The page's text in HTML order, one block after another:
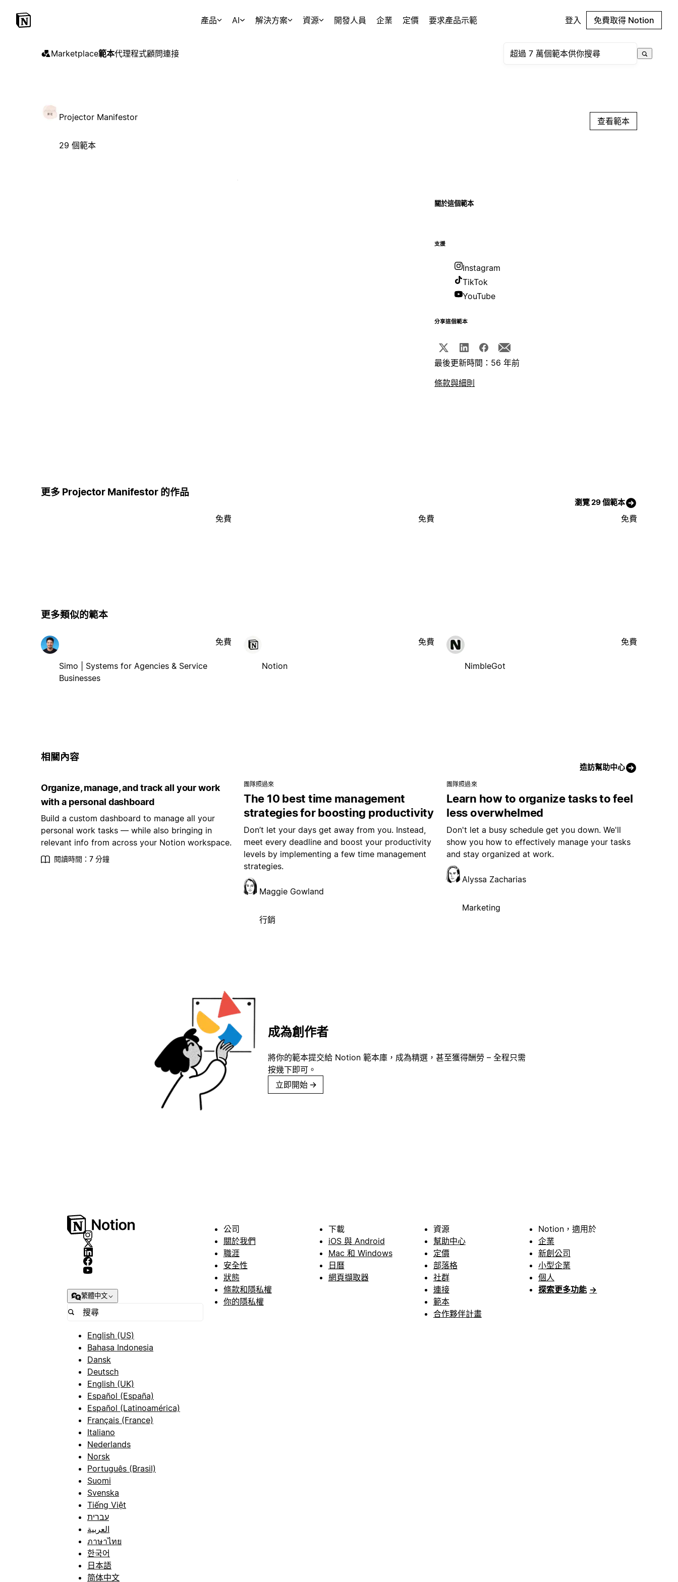
產品 AI 解決方案 資源 開發人員 企業 定價 要求產品示範 登入 免費取得 Notion
Marketplace範本代理程式顧問連接
Projector Manifestor
29 個範本
查看範本
關於這個範本
支援
Instagram
TikTok
YouTube
分享這個範本
最後更新時間：56 年前
條款與細則
更多 Projector Manifestor 的作品
瀏覽 29 個範本
免費 免費 免費
更多類似的範本
Simo | Systems for Agencies & Service
Businesses
免費
Notion
免費
NimbleGot
免費
相關內容
造訪幫助中心
Organize, manage, and track all your work
with a personal dashboard
Build a custom dashboard to manage all your
personal work tasks — while also bringing in
relevant info from across your Notion workspace.
閱讀時間：7 分鐘
團隊照過來
The 10 best time management
strategies for boosting productivity
Don’t let your days get away from you. Instead,
meet every deadline and boost your productivity
levels by implementing a few time management
strategies.
Maggie Gowland
行銷
團隊照過來
Learn how to organize tasks to feel
less overwhelmed
Don't let a busy schedule get you down. We'll
show you how to effectively manage your tasks
and stay organized at work.
Alyssa Zacharias
Marketing
成為創作者
將你的範本提交給 Notion 範本庫，成為精選，甚至獲得酬勞 – 全程只需
按幾下即可。
立即開始 →
繁體中文
English (US)
Bahasa Indonesia
Dansk
Deutsch
English (UK)
Español (España)
Español (Latinoamérica)
Français (France)
Italiano
Nederlands
Norsk
Português (Brasil)
Suomi
Svenska
Tiếng Việt
עברית
العربية
ภาษาไทย
한국어
日本語
简体中文
公司
關於我們
職涯
安全性
狀態
條款和隱私權
你的隱私權
下載
iOS 與 Android
Mac 和 Windows
日曆
網頁擷取器
資源
幫助中心
定價
部落格
社群
連接
範本
合作夥伴計畫
Notion，適用於
企業
新創公司
小型企業
個人
探索更多功能 →